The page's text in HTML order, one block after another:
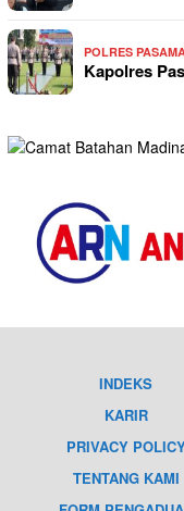
POLRES
Kapolres
INDEKS
KARIR
PRIVACY
TENTANG KAMI